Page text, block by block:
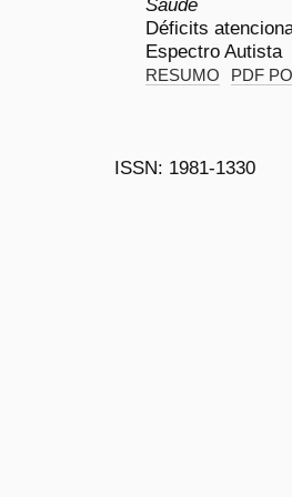
Déficits
Espectro Autista
RESUMO PDF
ISSN: 1981-1330